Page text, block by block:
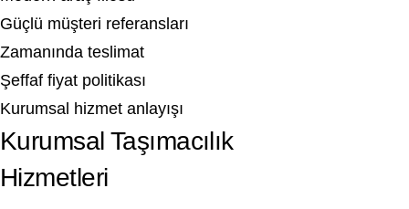
Güçlü müşteri referansları
Zamanında teslimat
Şeffaf fiyat politikası
Kurumsal hizmet anlayışı
Kurumsal Taşımacılık
Hizmetleri